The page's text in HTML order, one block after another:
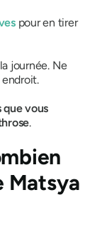
pour en tirer
journée. Ne
vous
.
Matsya